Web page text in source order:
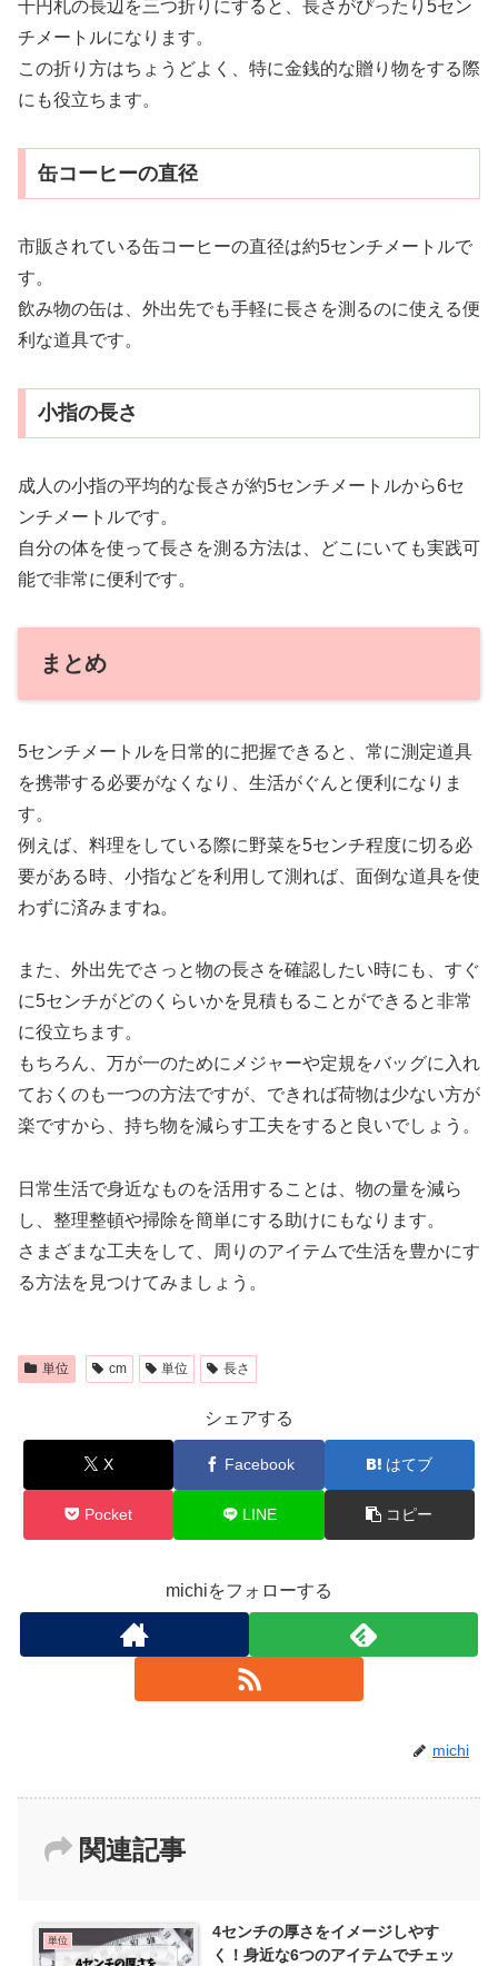
千円札の長辺を三つ折りにすると、長さがぴったり5セン
チメートルになります。
この折り方はちょうどよく、特に金銭的な贈り物をする際
にも役立ちます。
缶コーヒーの直径
市販されている缶コーヒーの直径は約5センチメートルで
す。
飲み物の缶は、外出先でも手軽に長さを測るのに使える便
利な道具です。
小指の長さ
成人の小指の平均的な長さが約5センチメートルから6セ
ンチメートルです。
自分の体を使って長さを測る方法は、どこにいても実践可
能で非常に便利です。
まとめ
5センチメートルを日常的に把握できると、常に測定道具
を携帯する必要がなくなり、生活がぐんと便利になりま
す。
例えば、料理をしている際に野菜を5センチ程度に切る必
要がある時、小指などを利用して測れば、面倒な道具を使
わずに済みますね。
また、外出先でさっと物の長さを確認したい時にも、すぐ
に5センチがどのくらいかを見積もることができると非常
に役立ちます。
もちろん、万が一のためにメジャーや定規をバッグに入れ
ておくのも一つの方法ですが、できれば荷物は少ない方が
楽ですから、持ち物を減らす工夫をすると良いでしょう。
日常生活で身近なものを活用することは、物の量を減ら
し、整理整頓や掃除を簡単にする助けにもなります。
さまざまな工夫をして、周りのアイテムで生活を豊かにす
る方法を見つけてみましょう。
単位 cm 単位 長さ
シェアする
X Facebook はてブ
Pocket LINE コピー
michiをフォローする
michi
関連記事
単位
4センチの厚さをイメージしやす
く！身近な6つのアイテムでチェッ